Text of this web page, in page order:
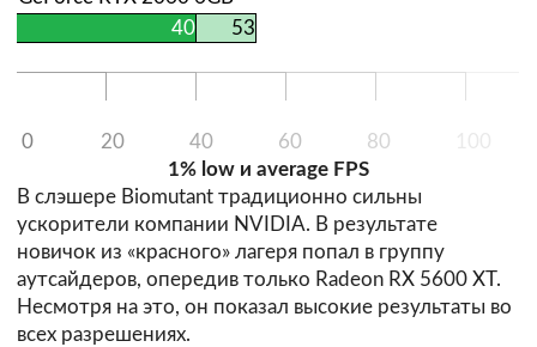
40
53
0 20 40 60 80
1% low и average FPS
В слэшере Biomutant традиционно сильны
ускорители компании NVIDIA. В результате
новичок из «красного» лагеря попал в группу
аутсайдеров, опередив только Radeon RX 5600 XT.
Несмотря на это, он показал высокие результаты во
всех разрешениях.